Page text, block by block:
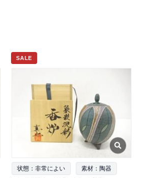
SALE
状態：非常によい 素材：陶器